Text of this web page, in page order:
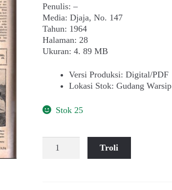
Penulis: –
Media: Djaja, No. 147
Tahun: 1964
Halaman: 28
Ukuran: 4. 89 MB
Versi Produksi: Digital/PDF
Lokasi Stok: Gudang Warsip
Stok 25
Tunas-
Troli